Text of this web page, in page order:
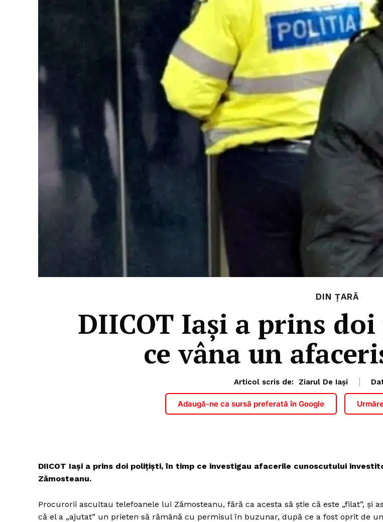
DIN ȚARĂ
DIICOT Iaşi a prins
ce vâna un
Articol scris de: Ziarul De Iași
Adaugă-ne ca sursă preferată în Google
DIICOT Iaşi a prins doi polițiști, în timp ce investigau afacerile cunoscutului
Zămosteanu.
Procurorii ascultau telefoanele lui Zămosteanu, fără ca acesta să ştie că este „filat”, și
că el a „ajutat” un prieten să rămână cu permisul în buzunar, după ce a fost oprit de